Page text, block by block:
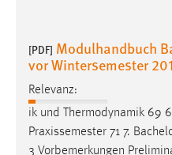
Grundlagen der Be
[PDF] Modulhandbuch
vor Wintersemester
Relevanz: